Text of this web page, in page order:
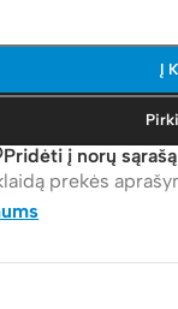
Į
Pridėti į norų sąrašą
prekės